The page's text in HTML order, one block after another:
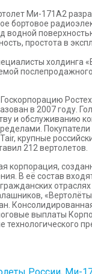
Ми-171А2
бортовое
водной
простота в
холдинга
в 2007 году.
и обслуживанию
крупные
212 вертолетов.
корпорация,
В её состав
выплаты
технологического